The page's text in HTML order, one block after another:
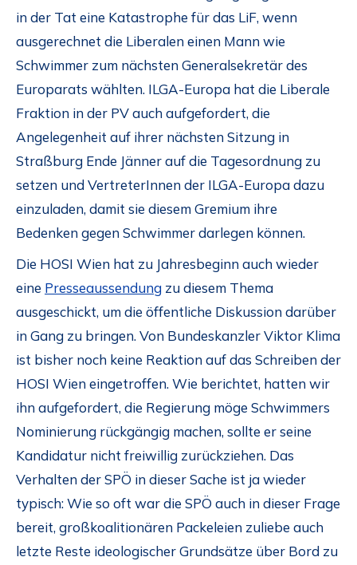
in der Tat eine Katastrophe für das LiF, wenn
ausgerechnet die Liberalen einen Mann wie
Schwimmer zum nächsten Generalsekretär des
Europarats wählten. ILGA-Europa hat die Liberale
Fraktion in der PV auch aufgefordert, die
Angelegenheit auf ihrer nächsten Sitzung in
Straßburg Ende Jänner auf die Tagesordnung zu
setzen und VertreterInnen der ILGA-Europa dazu
einzuladen, damit sie diesem Gremium ihre
Bedenken gegen Schwimmer darlegen können.
Die HOSI Wien hat zu Jahresbeginn auch wieder
eine Presseaussendung zu diesem Thema
ausgeschickt, um die öffentliche Diskussion darüber
in Gang zu bringen. Von Bundeskanzler Viktor Klima
ist bisher noch keine Reaktion auf das Schreiben der
HOSI Wien eingetroffen. Wie berichtet, hatten wir
ihn aufgefordert, die Regierung möge Schwimmers
Nominierung rückgängig machen, sollte er seine
Kandidatur nicht freiwillig zurückziehen. Das
Verhalten der SPÖ in dieser Sache ist ja wieder
typisch: Wie so oft war die SPÖ auch in dieser Frage
bereit, großkoalitionären Packeleien zuliebe auch
letzte Reste ideologischer Grundsätze über Bord zu